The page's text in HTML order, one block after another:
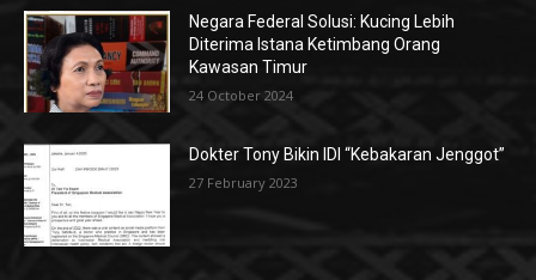
Negara Federal Solusi: Kucing Lebih
Diterima Istana Ketimbang Orang
Kawasan Timur
24 October 2024
Dokter Tony Bikin IDI “Kebakaran Jenggot”
27 February 2023